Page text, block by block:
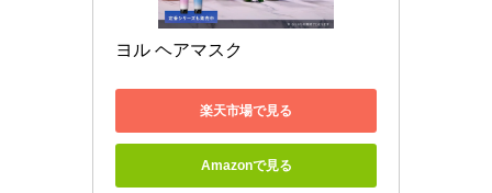
ヨル ヘアマスク
楽天市場で見る
Amazonで見る